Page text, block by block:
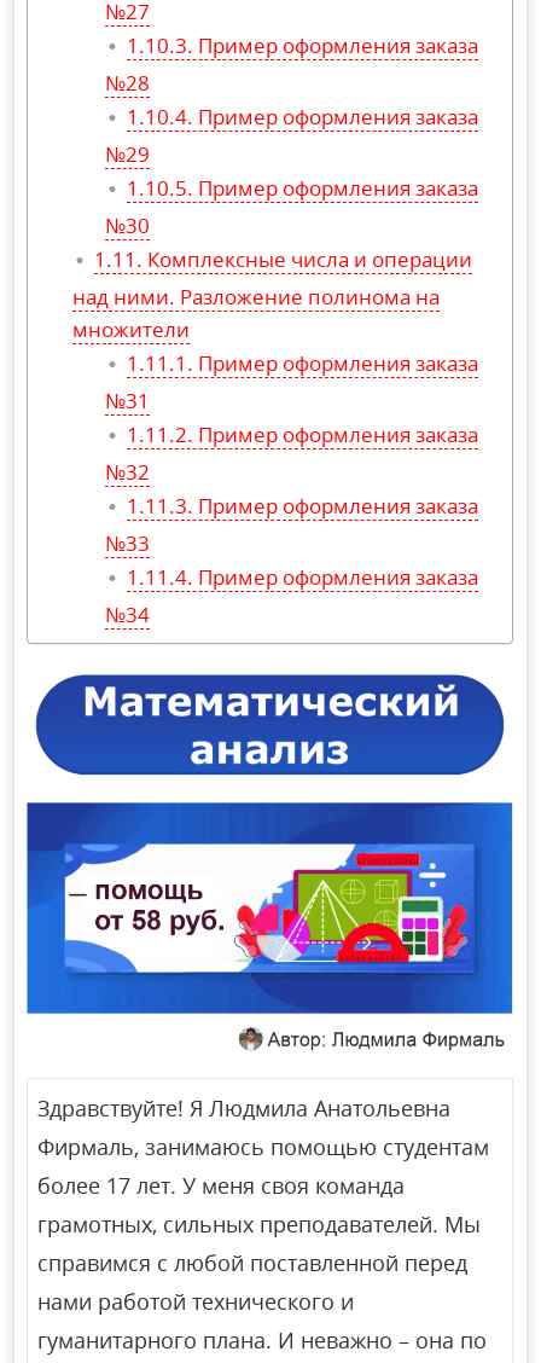
№27
Пример оформления заказа
№28
Пример оформления заказа
№29
Пример оформления заказа
№30
Комплексные числа и операции
над ними. Разложение полинома на
множители
Пример оформления заказа
№31
Пример оформления заказа
№32
Пример оформления заказа
№33
Пример оформления заказа
№34
Здравствуйте! Я Людмила Анатольевна
Фирмаль, занимаюсь помощью студентам
более 17 лет. У меня своя команда
грамотных, сильных преподавателей. Мы
справимся с любой поставленной перед
нами работой технического и
гуманитарного плана. И неважно – она по